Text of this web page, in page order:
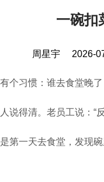
一碗扣
周星宇 2026-
习惯：谁去食堂晚了
得清。老员工说：“
一天去食堂，发现碗